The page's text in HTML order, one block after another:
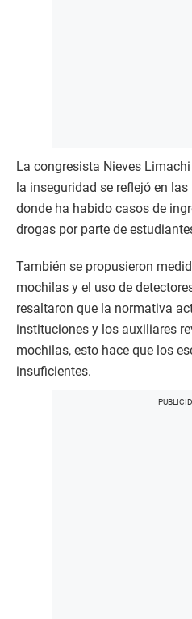
La congresista Nieves
la inseguridad se reflejó en
donde ha habido casos de
drogas por parte de
También se propusieron
mochilas y el uso de
resaltaron que la normativa
instituciones y los auxiliares
mochilas, esto hace que los
insuficientes.